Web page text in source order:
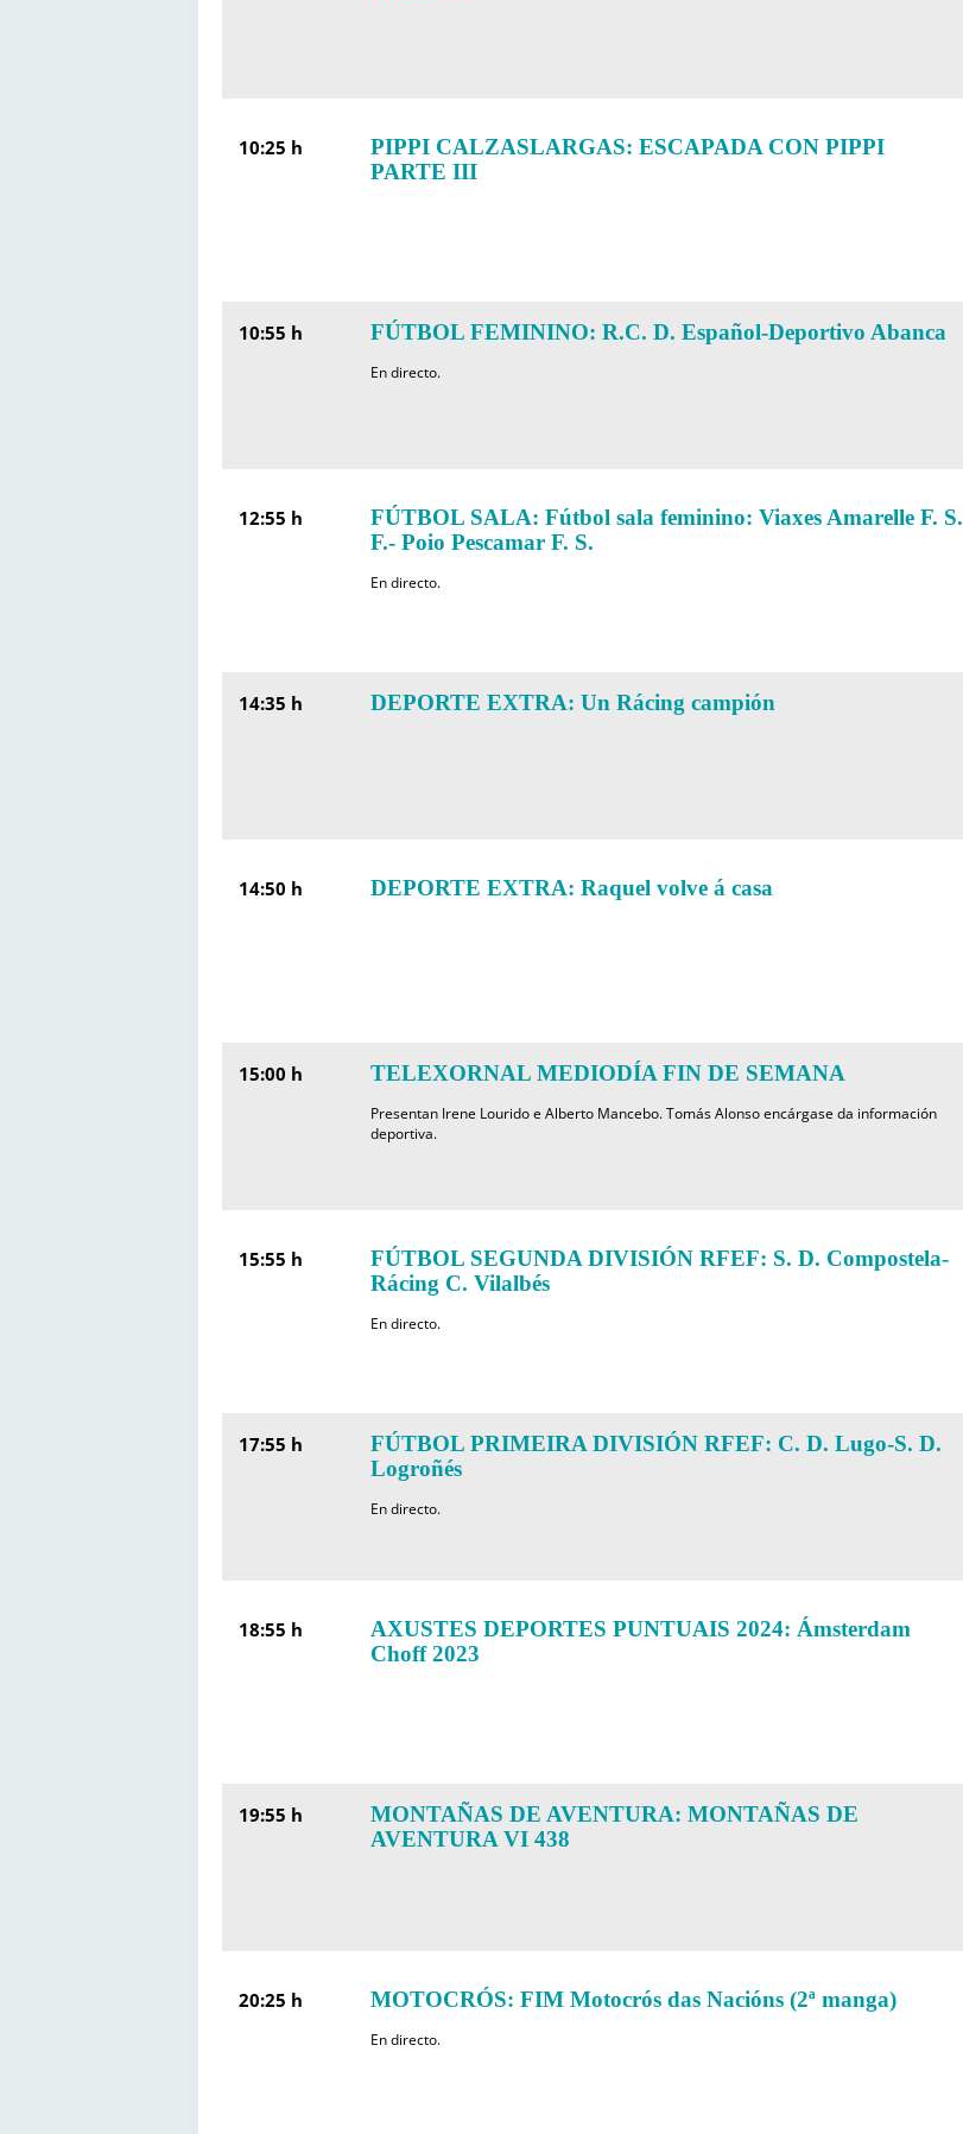
10:25 h
PIPPI CALZASLARGAS: ESCAPADA CON PIPPI
PARTE III
10:55 h FÚTBOL FEMININO: R.C. D. Español-Deportivo Abanca
En directo.
12:55 h
FÚTBOL SALA: Fútbol sala feminino: Viaxes Amarelle F. S.
F.- Poio Pescamar F. S.
En directo.
14:35 h DEPORTE EXTRA: Un Rácing campión
14:50 h DEPORTE EXTRA: Raquel volve á casa
15:00 h TELEXORNAL MEDIODÍA FIN DE SEMANA
Presentan Irene Lourido e Alberto Mancebo. Tomás Alonso encárgase da información
deportiva.
15:55 h
FÚTBOL SEGUNDA DIVISIÓN RFEF: S. D. Compostela-
Rácing C. Vilalbés
En directo.
17:55 h
FÚTBOL PRIMEIRA DIVISIÓN RFEF: C. D. Lugo-S. D.
Logroñés
En directo.
18:55 h
AXUSTES DEPORTES PUNTUAIS 2024: Ámsterdam
Choff 2023
19:55 h
MONTAÑAS DE AVENTURA: MONTAÑAS DE
AVENTURA VI 438
20:25 h MOTOCRÓS: FIM Motocrós das Nacións (2ª manga)
En directo.